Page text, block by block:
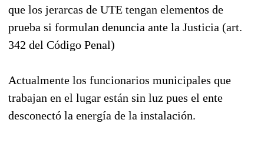
que los jerarcas de UTE tengan elementos de
prueba si formulan denuncia ante la Justicia (art.
342 del Código Penal)
Actualmente los funcionarios municipales que
trabajan en el lugar están sin luz pues el ente
desconectó la energía de la instalación.